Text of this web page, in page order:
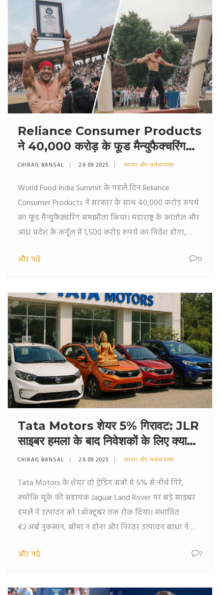
Reliance Consumer Products
ने 40,000 करोड़ के फूड मैन्युफैक्चरिंग
सौदे पर सरकारी समझौता किया
CHIRAG BANSAL 26 09 2025 व्यापार और अर्थव्यवस्था
World Food India Summit के पहले दिन Reliance
Consumer Products ने सरकार के साथ 40,000 करोड़ रुपये
का फूड मैन्युफैक्चरिंग समझौता किया। महाराष्ट्र के कातोल और
आंध्र प्रदेश के कर्नूल में 1,500 करोड़ रुपये का निवेश होगा,
कदम से FMCG में कंपनी की स्थिति मजबूत होगी, साथ ही
और पढ़ें 13
Tata Motors शेयर 5% गिरावट: JLR
साइबर हमला के बाद निवेशकों के लिए क्या
कदम?
CHIRAG BANSAL 26 09 2025 व्यापार और अर्थव्यवस्था
Tata Motors के शेयर दो ट्रेडिंग सत्रों में 5% से नीचे गिरे,
क्योंकि यूके की सहायक Jaguar Land Rover पर बड़े साइबर
हमले ने उत्पादन को 1 ऑक्टूबर तक रोक दिया। संभावित
€2 अर्ब नुकसान, बीमा न होना और निरंतर उत्पादन बाधा ने
‘अधिकरण’ की सलाह देते हैं, तो कुछ घरेलू खिलाड़ियों में निवेश
और पढ़ें 7